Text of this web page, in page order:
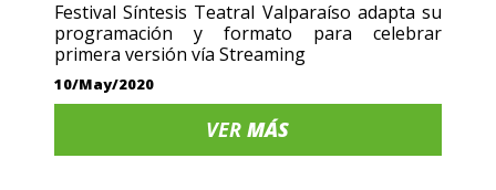
Festival Síntesis Teatral Valparaíso adapta su
programación y formato para celebrar
primera versión vía Streaming
10/May/2020
VERMÁS